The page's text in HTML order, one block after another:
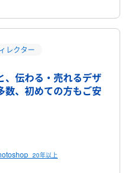
レクター
、伝わる・売れるデザ
数、初めての方もご安
20年以上